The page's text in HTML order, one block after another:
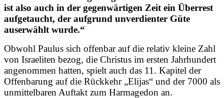
ist also auch in der gegenwärtigen Zeit ein Überrest
aufgetaucht, der aufgrund unverdienter Güte
auserwählt wurde.“
Obwohl Paulus sich offenbar auf die relativ kleine Zahl
von Israeliten bezog, die Christus im ersten Jahrhundert
angenommen hatten, spielt auch das 11. Kapitel der
Offenbarung auf die Rückkehr „Elijas“ und der 7000 als
unmittelbaren Auftakt zum Harmagedon an.